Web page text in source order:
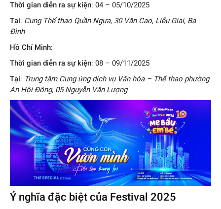
Thời gian diễn ra sự kiện: 04 – 05/10/2025
Tại: Cung Thể thao Quần Ngựa, 30 Văn Cao, Liễu Giai, Ba
Đình
Hồ Chí Minh:
Thời gian diễn ra sự kiện: 08 – 09/11/2025
Tại: Trung tâm Cung ứng dịch vụ Văn hóa – Thể thao phường
An Hội Đông, 05 Nguyễn Văn Lượng
Ý nghĩa đặc biệt của Festival 2025